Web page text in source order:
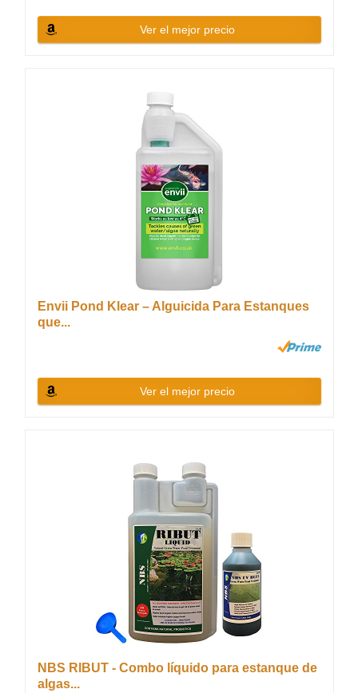
Ver el mejor precio
Envii Pond Klear – Alguicida Para Estanques
que...
Ver el mejor precio
NBS RIBUT - Combo líquido para estanque de
algas...